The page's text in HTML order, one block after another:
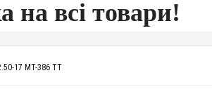
на всі товари!
17 MT-386 TT